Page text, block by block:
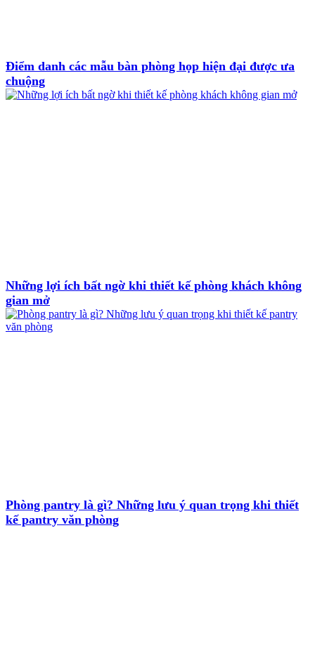
Điểm danh các mẫu bàn phòng họp hiện đại được ưa
chuộng
Những lợi ích bất ngờ khi thiết kế phòng khách không
gian mở
Phòng pantry là gì? Những lưu ý quan trọng khi thiết
kế pantry văn phòng